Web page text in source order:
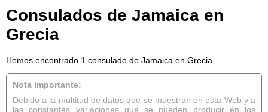
Consulados de Jamaica en
Grecia
Hemos encontrado 1 consulado de Jamaica en Grecia.
Nota Importante:
Debido a la multitud de datos que se muestran en esta Web y a
las constantes variaciones que se pueden producir en los